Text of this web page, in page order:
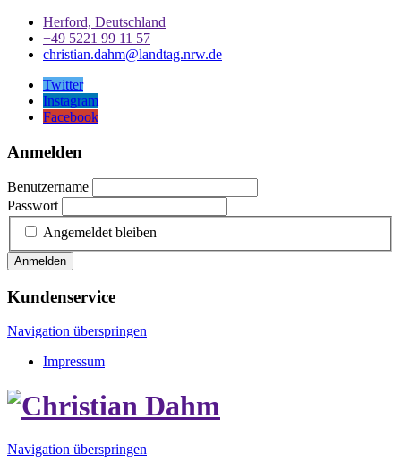
Herford, Deutschland
+49 5221 99 11 57
christian.dahm@landtag.nrw.de
Twitter
Instagram
Facebook
Anmelden
Benutzername
Passwort
Angemeldet bleiben
Anmelden
Kundenservice
Navigation überspringen
Impressum
Navigation überspringen